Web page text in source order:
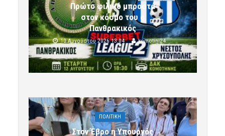
Πρώτο φιλικό μπροστά
στον κόσμο του ο
Πανθρακικός
10 Αυγούστου 2026 13:04 komotini24
ΠΟΛΙΤΙΚΗ
Στον Έβρο η Υπουργός